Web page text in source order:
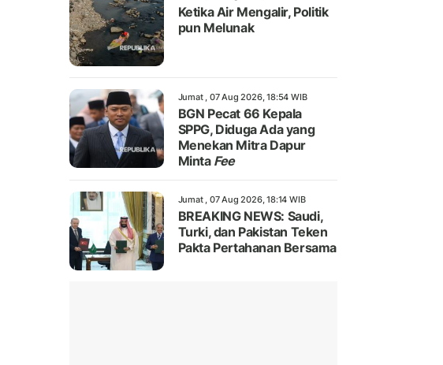
Ketika Air Mengalir, Politik
pun Melunak
Jumat , 07 Aug 2026, 18:54 WIB
BGN Pecat 66 Kepala
SPPG, Diduga Ada yang
Menekan Mitra Dapur
Minta Fee
Jumat , 07 Aug 2026, 18:14 WIB
BREAKING NEWS: Saudi,
Turki, dan Pakistan Teken
Pakta Pertahanan Bersama